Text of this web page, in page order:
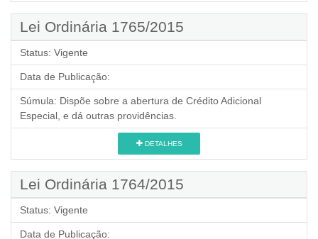
Lei Ordinária 1765/2015
Status: Vigente
Data de Publicação:
Súmula: Dispõe sobre a abertura de Crédito Adicional
Especial, e dá outras providências.
DETALHES
Lei Ordinária 1764/2015
Status: Vigente
Data de Publicação: